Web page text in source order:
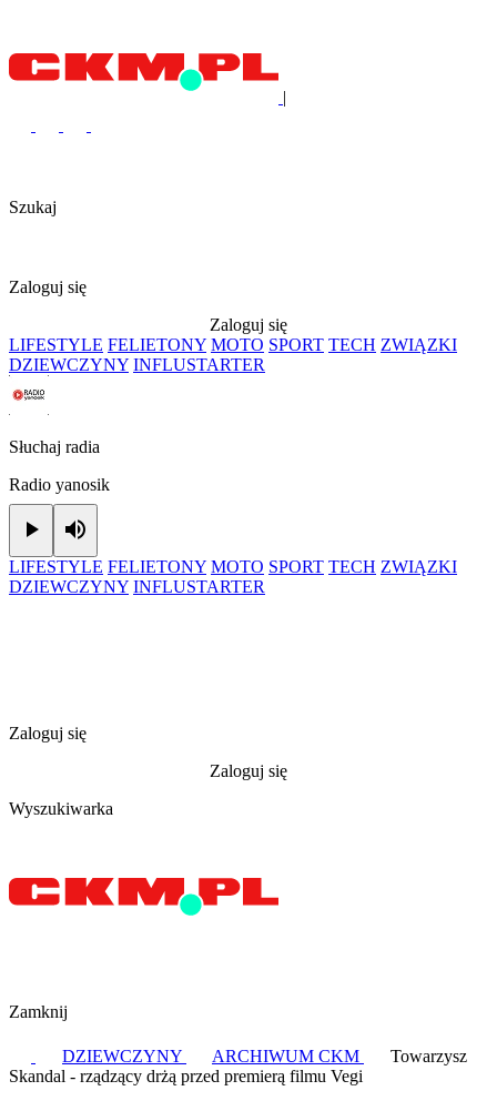
|
Szukaj
Zaloguj się
Zaloguj się
LIFESTYLE FELIETONY MOTO SPORT TECH ZWIĄZKI
DZIEWCZYNY INFLUSTARTER
Słuchaj radia
Radio yanosik
Play
LIFESTYLE FELIETONY MOTO SPORT TECH ZWIĄZKI
DZIEWCZYNY INFLUSTARTER
Zaloguj się
Zaloguj się
Wyszukiwarka
Zamknij
DZIEWCZYNY ARCHIWUM CKM
Towarzysz
Skandal - rządzący drżą przed premierą filmu Vegi